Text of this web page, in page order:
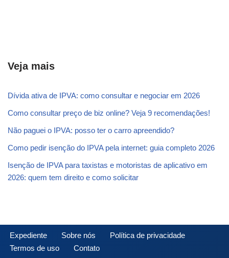
Veja mais
Dívida ativa de IPVA: como consultar e negociar em 2026
Como consultar preço de biz online? Veja 9 recomendações!
Não paguei o IPVA: posso ter o carro apreendido?
Como pedir isenção do IPVA pela internet: guia completo 2026
Isenção de IPVA para taxistas e motoristas de aplicativo em
2026: quem tem direito e como solicitar
Expediente Sobre nós
Política de privacidade
Termos de uso
Contato